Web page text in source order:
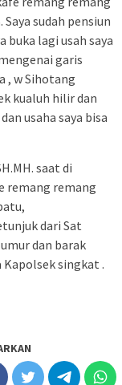
sudah pensiun
buka lagi usah saya
garis
, w Sihotang
kualuh hilir dan
usaha saya bisa
saat di
remang remang
dari Sat
dan barak
singkat .